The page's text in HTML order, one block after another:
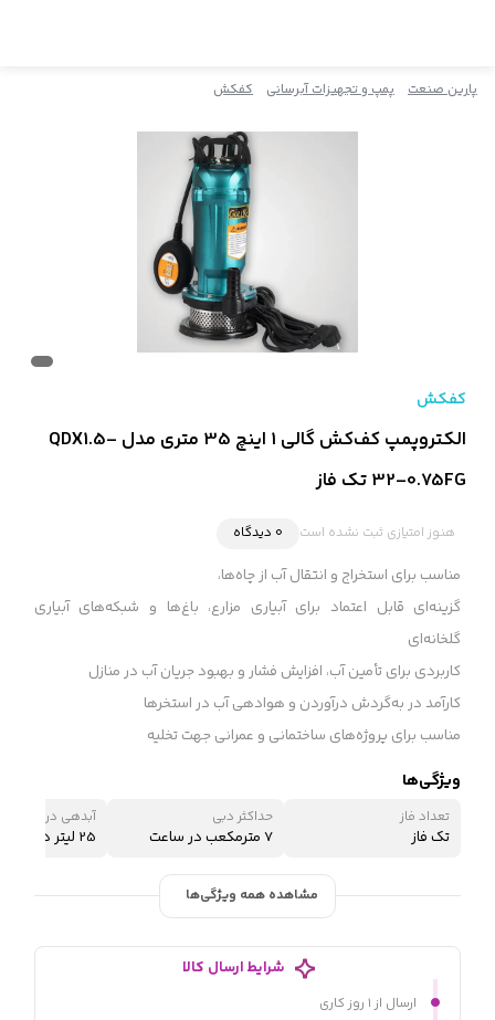
پارین صنعت پمپ و تجهیزات آبرسانی کفکش
کفکش
الکتروپمپ کف‌کش گالی 1 اینچ 35 متری مدل QDX1.5-
32-0.75FG تک فاز
هنوز امتیازی ثبت نشده است 0 دیدگاه
مناسب برای استخراج و انتقال آب از چاه‌ها،
گزینه‌ای قابل اعتماد برای آبیاری مزارع، باغ‌ها و شبکه‌های آبیاری
گلخانه‌ای
کاربردی برای تأمین آب، افزایش فشار و بهبود جریان آب در منازل
کارآمد در به‌گردش درآوردن و هوادهی آب در استخرها
مناسب برای پروژه‌های ساختمانی و عمرانی جهت تخلیه
ویژگی‌ها
تعداد فاز
تک فاز
حداکثر دبی
7 مترمکعب در ساعت
آبدهی در نقطه
25 لیتر در دقیقه
مشاهده همه ویژگی‌ها
شرایط ارسال کالا
ارسال از ۱ روز کاری